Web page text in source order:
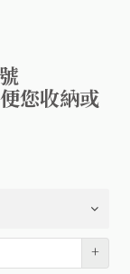
您收納或
+